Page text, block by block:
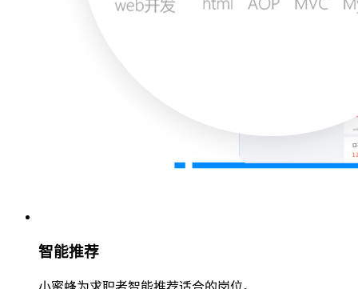
智能推荐